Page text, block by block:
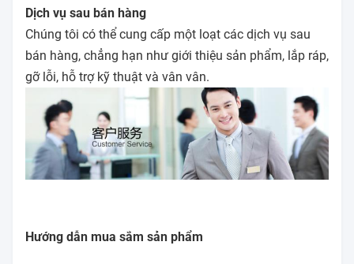
Dịch vụ sau bán hàng
Chúng tôi có thể cung cấp một loạt các dịch vụ sau
bán hàng, chẳng hạn như giới thiệu sản phẩm, lắp ráp,
gỡ lỗi, hỗ trợ kỹ thuật và vân vân.
Hướng dẫn mua sắm sản phẩm